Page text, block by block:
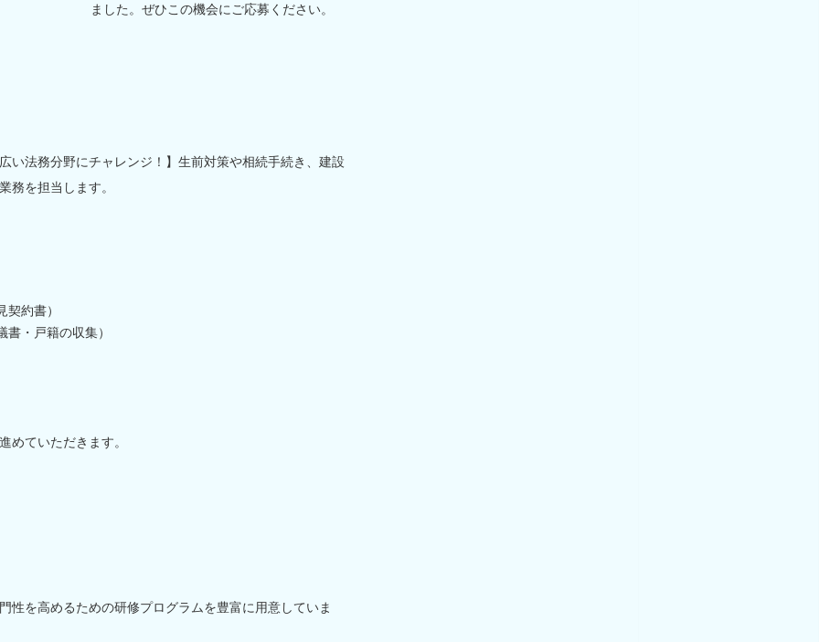
ました。ぜひこの機会にご応募ください。
い法務分野にチャレンジ！】生前対策や相続手続き、建設
務を担当します。
約書）
・戸籍の収集）
めていただきます。
性を高めるための研修プログラムを豊富に用意していま